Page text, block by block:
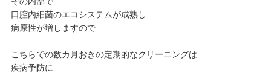
口腔内細菌のエコシステムが成熟し
病原性が増しますので
こちらでの数カ月おきの定期的なクリーニングは
疾病予防に